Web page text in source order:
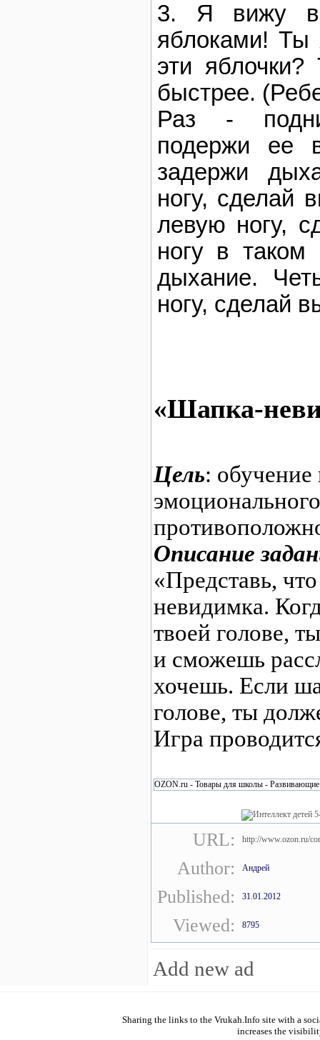
Я вижу
яблоками! Ты
эти
быстрее.
Раз -
подержи ее
задержи
ногу, сделай
левую ногу,
ногу в таком
дыхание.
ногу, сделай
«Шапка-
Цель: обучение
Описание
«Представь,
невидимка.
твоей голове,
и сможешь
хочешь. Если
голове, ты
Игра
OZON.ru - Товары для школы - Развивающие
URL: http://www.ozon.ru/
Author: Андрей
Published: 31.01.2012
Viewed: 8795
Add new ad
Sharing the links to the Vrukah.Info site with a
increases the